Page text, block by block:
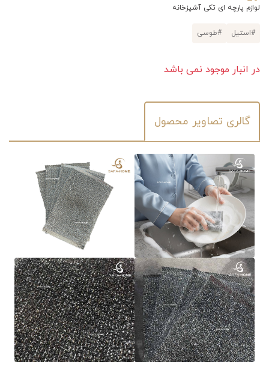
لوازم پارچه ای تکی آشپزخانه
#استیل #طوسی
در انبار موجود نمی باشد
گالری تصاویر محصول